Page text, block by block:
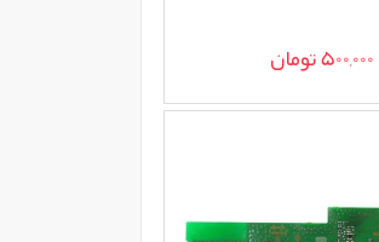
500,000 تومان